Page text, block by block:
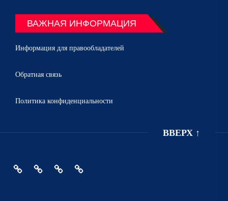
ВАЖНАЯ ИНФОРМАЦИЯ
Информация для правообладателей
Обратная связь
Политика конфиденциальности
ВВЕРХ ↑
ГлавнаяПолитикаИнформация
Обратная